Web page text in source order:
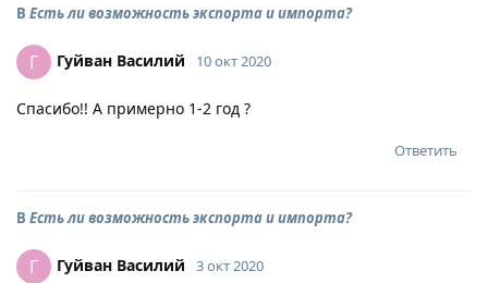
В Есть ли возможность экспорта и импорта?
Г Гуйван Василий 10 окт 2020
Спасибо!! А примерно 1-2 год ?
Ответить
В Есть ли возможность экспорта и импорта?
Г Гуйван Василий 3 окт 2020